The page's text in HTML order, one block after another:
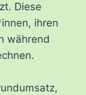
Diese
ihren
während